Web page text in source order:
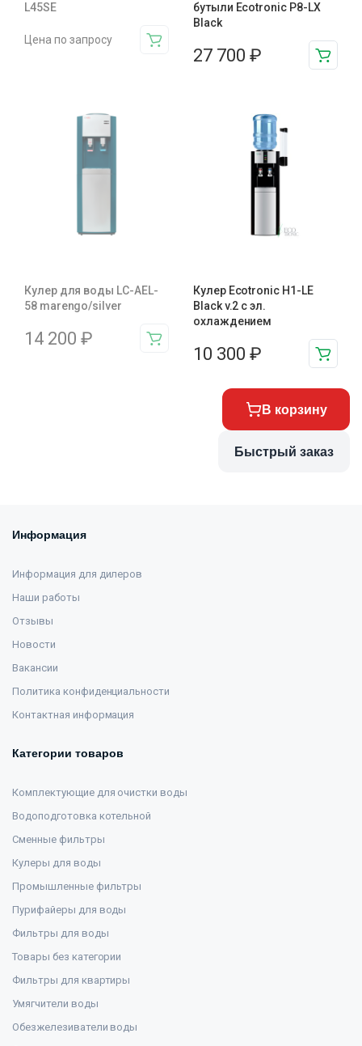
L45SE
Цена по запросу
бутыли Ecotronic P8-LX
Black
27 700 ₽
Кулер для воды LC-AEL-
58 marengo/silver
14 200 ₽
Кулер Ecotronic H1-LE
Black v.2 с эл.
охлаждением
10 300 ₽
В корзину
Быстрый заказ
Информация
Информация для дилеров
Наши работы
Отзывы
Новости
Вакансии
Политика конфиденциальности
Контактная информация
Категории товаров
Комплектующие для очистки воды
Водоподготовка котельной
Сменные фильтры
Кулеры для воды
Промышленные фильтры
Пурифайеры для воды
Фильтры для воды
Товары без категории
Фильтры для квартиры
Умягчители воды
Обезжелезиватели воды